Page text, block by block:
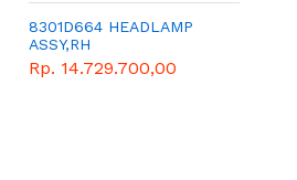
8301D664 HEADLAMP
ASSY,RH
Rp. 14.729.700,00